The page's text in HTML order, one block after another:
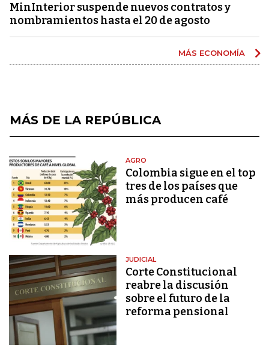
MinInterior suspende nuevos contratos y
nombramientos hasta el 20 de agosto
MÁS ECONOMÍA
MÁS DE LA REPÚBLICA
AGRO
Colombia sigue en el top
tres de los países que
más producen café
JUDICIAL
Corte Constitucional
reabre la discusión
sobre el futuro de la
reforma pensional